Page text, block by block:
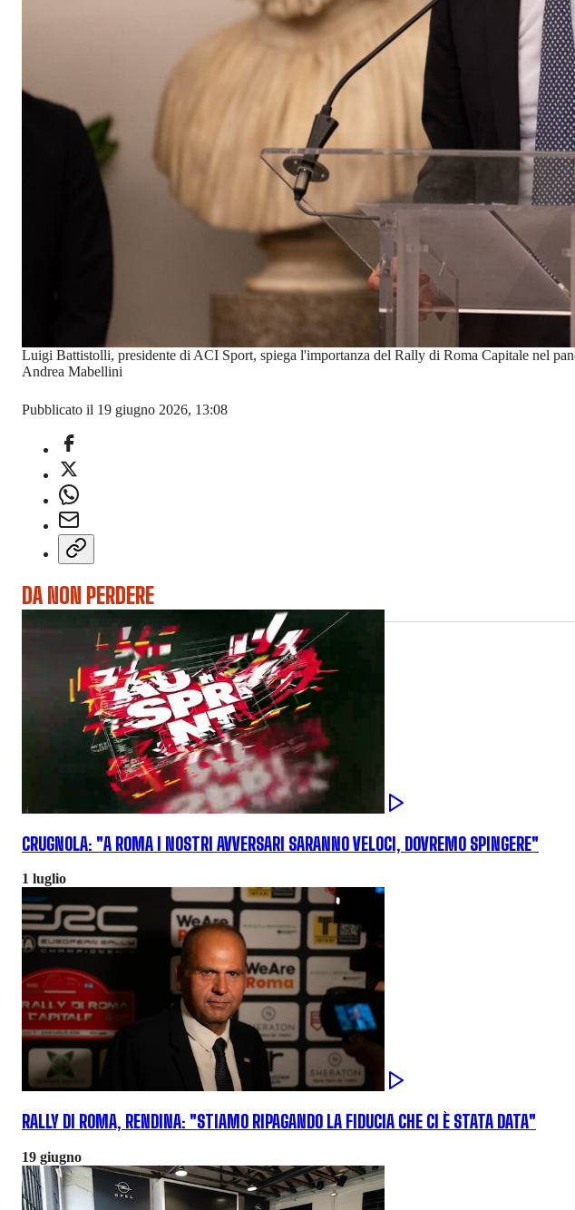
Luigi Battistolli, presidente di ACI Sport, spiega l'importanza del Rally di Roma Capitale nel
Andrea Mabellini
Pubblicato il 19 giugno 2026, 13:08
DA NON PERDERE
CRUGNOLA: "A ROMA I NOSTRI AVVERSARI SARANNO VELOCI, DOVREMO SPINGERE"
1 luglio
RALLY DI ROMA, RENDINA: "STIAMO RIPAGANDO LA FIDUCIA CHE CI È STATA DATA"
19 giugno